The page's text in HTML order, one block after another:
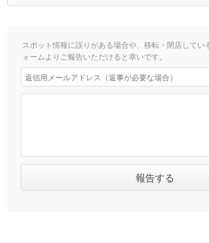
スポット情報に誤りがある場合や、移転・閉店してい
ォームよりご報告いただけると幸いです。